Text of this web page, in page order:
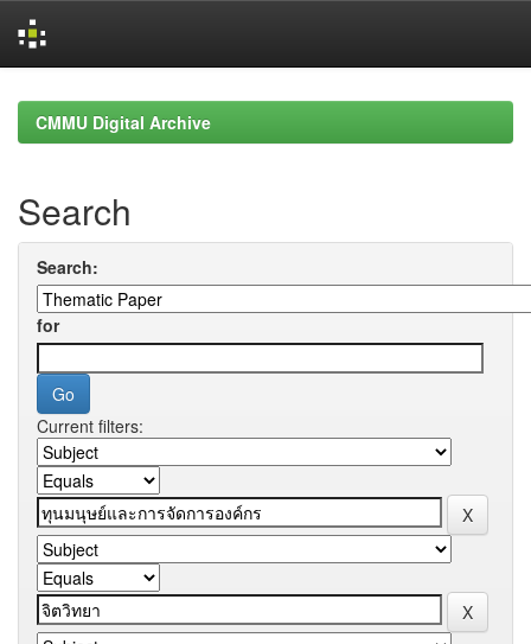
navigationCMMU Digital Archive
Search
Search:
for
Current filters: